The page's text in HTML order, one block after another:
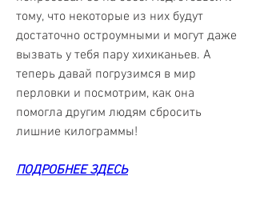
тому, что некоторые из них будут
достаточно остроумными и могут даже
вызвать у тебя пару хихиканьев. А
теперь давай погрузимся в мир
перловки и посмотрим, как она
помогла другим людям сбросить
лишние килограммы!
ПОДРОБНЕЕ ЗДЕСЬ